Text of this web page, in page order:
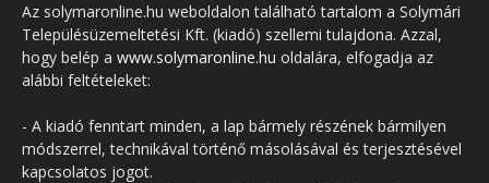
Az solymaronline.hu weboldalon található tartalom a Solymári
Településüzemeltetési Kft. (kiadó) szellemi tulajdona. Azzal,
hogy belép a www.solymaronline.hu oldalára, elfogadja az
alábbi feltételeket:
- A kiadó fenntart minden, a lap bármely részének bármilyen
módszerrel, technikával történő másolásával és terjesztésével
kapcsolatos jogot.